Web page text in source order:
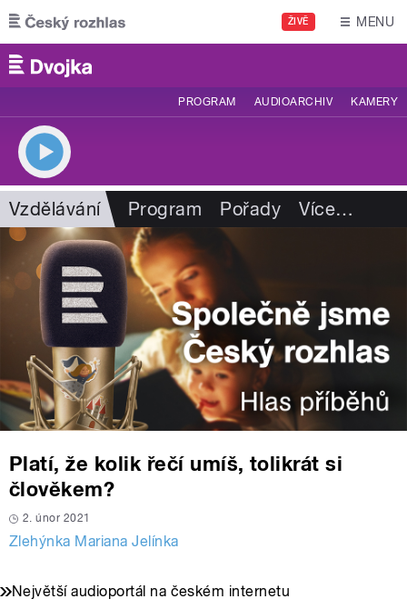
Přejít k hlavnímu obsahu
ŽIVĚ MENU
PROGRAM AUDIOARCHIV KAMERY
Vzdělávání Program Pořady Více…
Platí, že kolik řečí umíš, tolikrát si
člověkem?
2. únor 2021
Zlehýnka Mariana Jelínka
Největší audioportál na českém internetu